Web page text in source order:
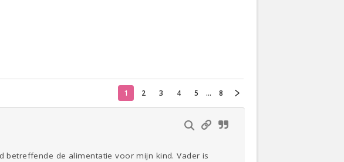
Thuis
1 2 3 4 5 ... 8
de alimentatie voor mijn kind. Vader is